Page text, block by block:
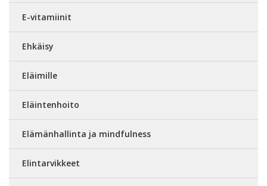
E-vitamiinit
Ehkäisy
Eläimille
Eläintenhoito
Elämänhallinta ja mindfulness
Elintarvikkeet